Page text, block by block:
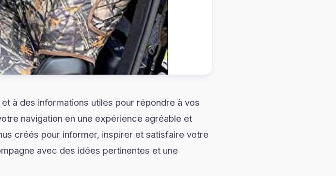
à des informations utiles pour répondre à vos
navigation en une expérience agréable et
créés pour informer, inspirer et satisfaire votre
avec des idées pertinentes et une